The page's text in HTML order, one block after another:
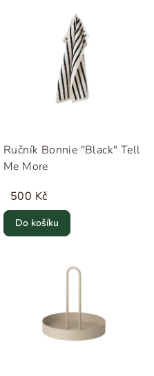
Ručník Bonnie "Black" Tell
Me More
500 Kč
Do košíku